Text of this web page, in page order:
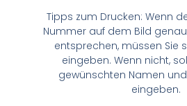
Tipps zum Drucken: Wenn
Nummer auf dem Bild
entsprechen, müssen Sie
eingeben. Wenn nicht,
gewünschten Namen
eingeben.